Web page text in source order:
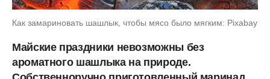
Как замариновать шашлык, чтобы мясо было мягким: Pixabay
Майские праздники невозможны без
ароматного шашлыка на природе.